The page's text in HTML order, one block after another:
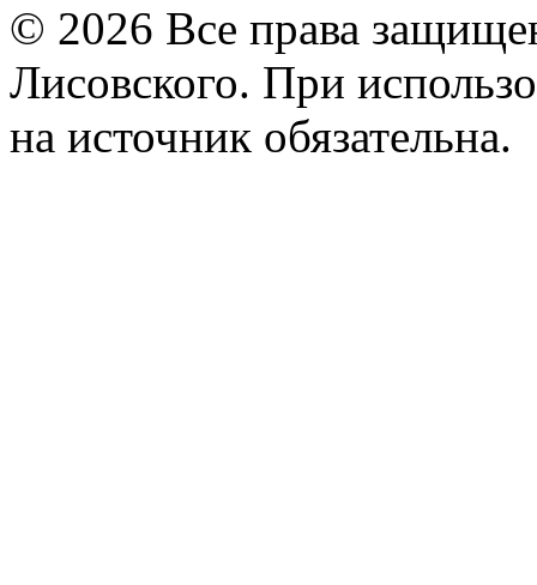
© 2026 Все права
Лисовского. При
на источник обязательна.